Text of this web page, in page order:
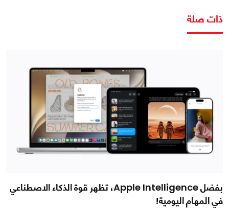
ذات صلة
بفضل Apple Intelligence، تظهر قوة الذكاء الاصطناعي
في المهام اليومية!